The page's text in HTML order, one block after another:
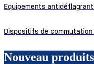
Equipements
Dispositifs de
Nouveau produits